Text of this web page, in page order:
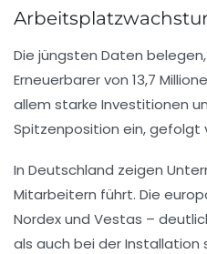
Die jüngsten Daten
Erneuerbarer von 13,7
allem starke Investitionen
Spitzenposition ein, gefolgt
In Deutschland zeigen
Mitarbeitern führt. Die
Nordex und Vestas –
als auch bei der Installation